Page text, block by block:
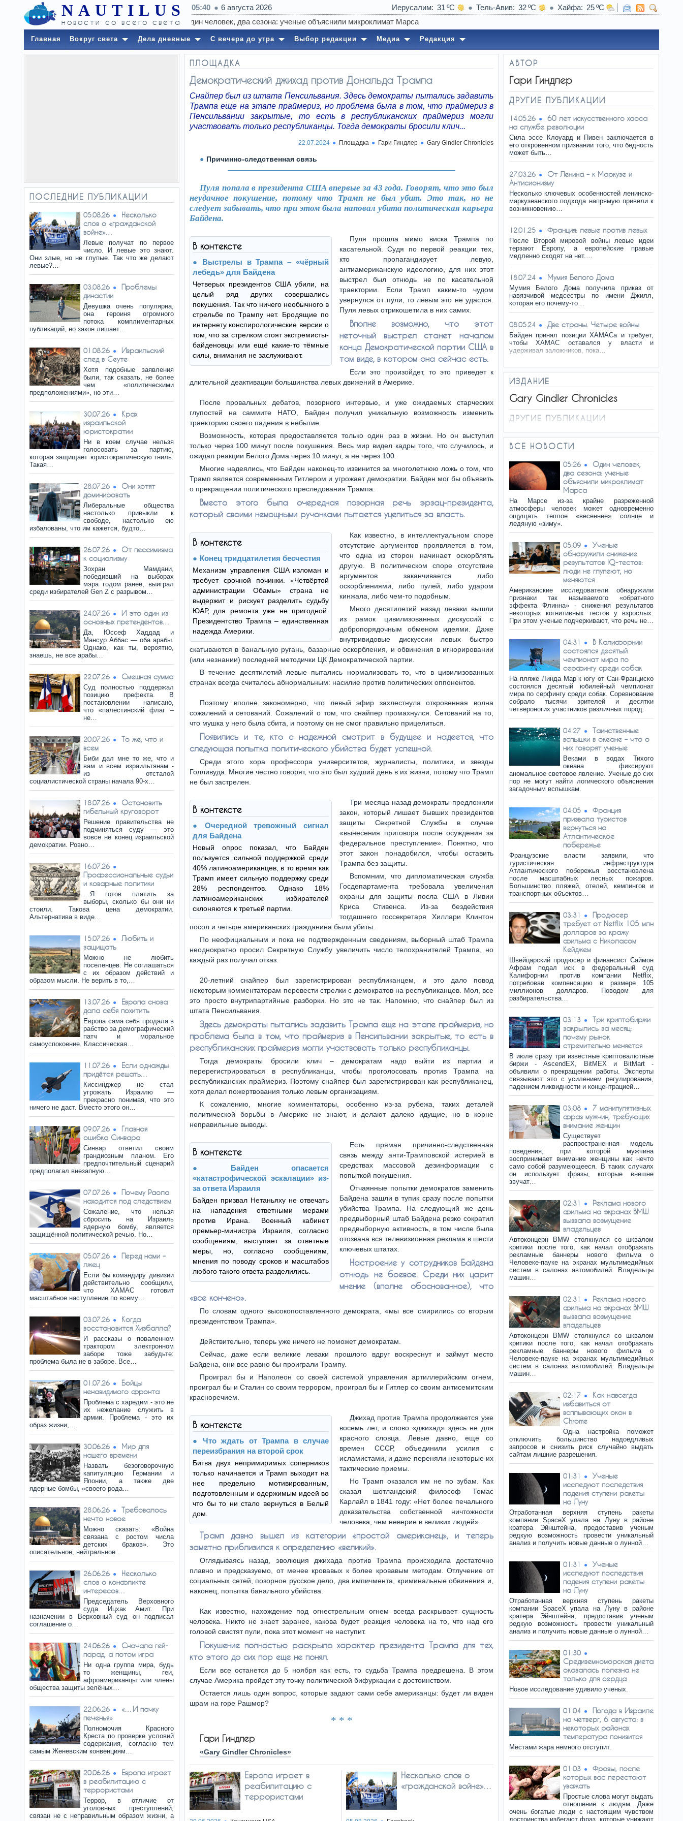
NAUTILUS
новости со всего света
05:40 6 августа 2026 Иерусалим 31 Тель-Авив 32 Хайфа
25
Главная Вокруг света Дела дневные С вечера до утра Выбор редакции Медиа Редакция
ПОСЛЕДНИЕ ПУБЛИКАЦИИ
05.08.26
Несколько
слов о «гражданской
войне»…
Левые получат по первое
число. И левые это знают.
Они злые, но не глупые. Так что же делают
левые?…
03.08.26
Проблемы
династии
Девушка очень популярна,
она героиня огромного
потока комплиментарных
публикаций, но закон лишает…
01.08.26
Израильский
след в Сеуте
Хотя подобные заявления
были, так сказать, не более
чем «политическими
предположениями», но эти…
30.07.26
Крах
израильской
юристократии
Ни в коем случае нельзя
голосовать за партию,
которая защищает юристократическую гниль.
Такая…
28.07.26
Они хотят
доминировать
Либеральные общества
настолько привыкли к
свободе, настолько ею
избалованы, что им кажется, будто…
26.07.26
От пессимизма
к социализму
Зохран Мамдани,
победивший на выборах
мэра годом ранее, выиграл
среди избирателей Gen Z с разрывом…
24.07.26
И это один из
основных претендентов…
Да, Юссеф Хаддад и
Мансур Аббас — оба арабы.
Однако, как ты, вероятно,
знаешь, не все арабы…
22.07.26 Смешная сумма
Суд полностью поддержал
позицию префекта. В
постановлении написано,
что «палестинский флаг –
не…
20.07.26
То же, что и
всем
Биби дал мне то же, что и
вам и всем израильтянам -
из отсталой
социалистической страны начала 90-х…
18.07.26
Остановить
гибельный круговорот
Решение правительства не
подчиняться суду — это
вовсе не конец израильской
демократии. Ровно…
16.07.26
Профессиональные судьи
и коварные политики
…Я готов платить за
выборы, сколько бы они ни
стоили. Такова цена демократии.
Альтернатива в виде…
15.07.26
Любить и
защищать
Можно не любить
поселенцев. Не соглашаться
с их образом действий и
образом мысли. Не верить в то,…
13.07.26
Европа снова
дала себя похитить
Европа сама себя продала в
рабство за демографический
патч и моральное
самоуспокоение. Классическая…
11.07.26
Если однажды
придётся решать…
Киссинджер не стал
угрожать Израилю —
прекрасно понимая, что это
ничего не даст. Вместо этого он…
09.07.26
Главная
ошибка Синвара
Синвар ответил своим
грандиозным планом. Его
предпочтительный сценарий
предполагал внезапную…
07.07.26
Почему Раола
находится под следствием
Сожаление, что нельзя
сбросить на Израиль
ядерную бомбу, является
защищённой политической речью. Но…
05.07.26
Перед нами –
лжец
Если бы командиру дивизии
действительно сообщили,
что ХАМАС готовит
масштабное наступление по всему…
03.07.26
Когда
восстановится Хизбалла?
И рассказы о поваленном
трактором электронном
заборе тоже забудьте:
проблема была не в заборе. Все…
01.07.26
Бойцы
ненавидимого фронта
Проблема с харедим - это не
их нежелание служить в
армии. Проблема - это их
образ жизни,…
30.06.26
Мир для
нашего времени
Назвать безоговорочную
капитуляцию Германии и
Японии, а также две
ядерные бомбы, «своего рода…
28.06.26
Требовалось
нечто новое
Можно сказать: «Война
связана с ростом числа
детских браков». Это
описательное, нейтральное…
26.06.26
Несколько
слов о конфликте
интересов…
Председатель Верховного
суда Ицхак Амит. При
назначении в Верховный суд он подписал
соглашение о…
24.06.26
Сначала гей-
парад, а потом игра
Ни одна группа мира, будь
то женщины, геи,
афроамериканцы или члены
общества защиты зелёных…
22.06.26
«…И пачку
печенья»
Полномочия Красного
Креста по проверке условий
содержания, согласно тем
самым Женевским конвенциям…
20.06.26
Европа играет
в реабилитацию с
террористами
Террор, в отличие от
уголовных преступлений,
связан не с неправильным образом жизни, а
ПЛОЩАДКА
Демократический джихад против Дональда Трампа
Снайпер был из штата Пенсильвания. Здесь демократы пытались задавить
Трампа еще на этапе праймериз, но проблема была в том, что праймериз в
Пенсильвании закрытые, то есть в республиканских праймериз могли
участвовать только республиканцы. Тогда демократы бросили клич...
22.07.2024 Площадка Гари Гиндлер Gary Gindler Chronicles
Причинно-следственная связь
Пуля попала в президента США впервые за 43 года. Говорят, что это был
неудачное покушение, потому что Трамп не был убит. Это так, но не
следует забывать, что при этом была наповал убита политическая карьера
Байдена.
В контексте
Выстрелы в Трампа – «чёрный
лебедь» для Байдена
Четверых президентов США убили, на
целый ряд других совершались
покушения. Так что ничего необычного в
стрельбе по Трампу нет. Бродящие по
интернету конспирологические версии о
том, что за стрелком стоят экстремисты-
байденовцы или ещё какие-то тёмные
силы, внимания не заслуживают.
Пуля прошла мимо виска Трампа по
касательной. Судя по первой реакции тех,
кто пропагандирует левую,
антиамериканскую идеологию, для них этот
выстрел был отнюдь не по касательной
траектории. Если Трамп каким-то чудом
увернулся от пули, то левым это не удастся.
Пуля левых отрикошетила в них самих.
Вполне возможно, что этот
неточный выстрел станет началом
конца Демократической партии США в
том виде, в котором она сейчас есть.
Если это произойдет, то это приведет к
длительной деактивации большинства левых движений в Америке.
После провальных дебатов, позорного интервью, и уже ожидаемых старческих
глупостей на саммите НАТО, Байден получил уникальную возможность изменить
траекторию своего падения в небытие.
Возможность, которая предоставляется только один раз в жизни. Но он выступил
только через 100 минут после покушения. Весь мир видел кадры того, что случилось, и
ожидал реакции Белого Дома через 10 минут, а не через 100.
Многие надеялись, что Байден наконец-то извинится за многолетнюю ложь о том, что
Трамп является современным Гитлером и угрожает демократии. Байден мог бы объявить
о прекращении политического преследования Трампа.
Вместо этого была очередная позорная речь эрзац-президента,
который своими немощными ручонками пытается уцепиться за власть.
В контексте
Конец тридцатилетия бесчестия
Механизм управления США изломан и
требует срочной починки. «Четвёртой
администрации Обамы» страна не
выдержит и рискует разделить судьбу
ЮАР, для ремонта уже не пригодной.
Президентство Трампа – единственная
надежда Америки.
Как известно, в интеллектуальном споре
отсутствие аргументов проявляется в том,
что одна из сторон начинает оскорблять
другую. В политическом споре отсутствие
аргументов заканчивается либо
оскорблениями, либо пулей, либо ударом
кинжала, либо чем-то подобным.
Много десятилетий назад леваки вышли
из рамок цивилизованных дискуссий с
добропорядочным обменом идеями. Даже
внутривидовые дискуссии левых быстро
скатываются в банальную ругань, базарные оскорбления, и обвинения в игнорировании
(или незнании) последней методички ЦК Демократической партии.
В течение десятилетий левые пытались нормализовать то, что в цивилизованных
странах всегда считалось абнормальным: насилие против политических оппонентов.
Поэтому вполне закономерно, что левый эфир захлестнула откровенная волна
сожалений и сетований. Сожалений о том, что снайпер промахнулся. Сетований на то,
что мушка у него была сбита, и поэтому он не смог правильно прицелиться.
Появились и те, кто с надежной смотрит в будущее и надеется, что
следующая попытка политического убийства будет успешной.
Среди этого хора профессора университетов, журналисты, политики, и звезды
Голливуда. Многие честно говорят, что это был худший день в их жизни, потому что Трамп
не был застрелен.
В контексте
Очередной тревожный сигнал
для Байдена
Новый опрос показал, что Байден
пользуется сильной поддержкой среди
40% латиноамериканцев, в то время как
Трамп имеет сильную поддержку среди
28% респондентов. Однако 18%
латиноамериканских избирателей
склоняются к третьей партии.
Три месяца назад демократы предложили
закон, который лишает бывших президентов
защиты Секретной Службы в случае
«вынесения приговора после осуждения за
федеральное преступление». Понятно, что
этот закон понадобился, чтобы оставить
Трампа без защиты.
Вспомним, что дипломатическая служба
Госдепартамента требовала увеличения
охраны для защиты посла США в Ливии
Криса Стивенса. Из-за бездействия
тогдашнего госсекретаря Хиллари Клинтон
посол и четыре американских гражданина были убиты.
По неофициальным и пока не подтвержденным сведениям, выборный штаб Трампа
неоднократно просил Секретную Службу увеличить число телохранителей Трампа, но
каждый раз получал отказ.
20-летний снайпер был зарегистрирован республиканцем, и это дало повод
некоторым комментаторам перевести стрелки с демократов на республиканцев. Мол, все
это просто внутрипартийные разборки. Но это не так. Напомню, что снайпер был из
штата Пенсильвания.
Здесь демократы пытались задавить Трампа еще на этапе праймериз, но
проблема была в том, что праймериз в Пенсильвании закрытые, то есть в
республиканских праймериз могли участвовать только республиканцы.
Тогда демократы бросили клич – демократам надо выйти из партии и
перерегистрироваться в республиканцы, чтобы проголосовать против Трампа на
республиканских праймериз. Поэтому снайпер был зарегистрирован как республиканец,
хотя делал пожертвования только левым организациям.
К сожалению, многие комментаторы, особенно из-за рубежа, таких деталей
политической борьбы в Америке не знают, и делают далеко идущие, но в корне
неправильные выводы.
В контексте
Байден опасается
«катастрофической эскалации» из-
за ответа Израиля
Байден призвал Нетаньяху не отвечать
на нападения ответными мерами
против Ирана. Военный кабинет
премьер-министра Израиля, согласно
сообщениям, выступает за ответные
меры, но, согласно сообщениям,
мнения по поводу сроков и масштабов
любого такого ответа разделились.
Есть прямая причинно-следственная
связь между анти-Трамповской истерией в
средствах массовой дезинформации с
попыткой покушения.
Отчаянные попытки демократов заменить
Байдена зашли в тупик сразу после попытки
убийства Трампа. На следующий же день
предвыборный штаб Байдена резко сократил
предвыборную активность, в том числе была
отозвана вся телевизионная реклама в шести
ключевых штатах.
Настроение у сотрудников Байдена
отнюдь не боевое. Среди них царит
мнение (вполне обоснованное), что
«все кончено».
По словам одного высокопоставленного демократа, «мы все смирились со вторым
президентством Трампа».
Действительно, теперь уже ничего не поможет демократам.
Сейчас, даже если великие леваки прошлого вдруг воскреснут и займут место
Байдена, они все равно бы проиграли Трампу.
Проиграл бы и Наполеон со своей системой управления артиллерийским огнем,
проиграл бы и Сталин со своим террором, проиграл бы и Гитлер со своим антисемитским
красноречием.
В контексте
Что ждать от Трампа в случае
переизбрания на второй срок
Битва двух непримиримых соперников
только начинается и Трамп выходит на
нее предельно мотивированным,
подготовленным и одержимым идеей во
что бы то ни стало вернуться в Белый
дом.
Джихад против Трампа продолжается уже
восемь лет, и слово «джихад» здесь не для
красного словца. Левые давно, еще со
времен СССР, объединили усилия с
исламистами, и даже переняли некоторые их
тактические приемы.
Но Трамп оказался им не по зубам. Как
сказал шотландский философ Томас
Карлайл в 1841 году: «Нет более печального
доказательства собственной ничтожности
человека, чем неверие в великих людей».
Трамп давно вышел из категории «простой американец», и теперь
заметно приблизился к определению «великий».
Оглядываясь назад, эволюция джихада против Трампа происходила достаточно
плавно и предсказуемо, от менее кровавых к более кровавым методам. Отлучение от
социальных сетей, позорное русское дело, два импичмента, криминальные обвинения и,
наконец, попытка банального убийства.
Как известно, нахождение под огнестрельным огнем всегда раскрывает сущность
человека. Никто не знает заранее, какова будет реакция человека на то, что над его
головой свистят пули, пока этот момент не наступит.
Покушение полностью раскрыло характер президента Трампа для тех,
кто этого до сих пор еще не понял.
Если все останется до 5 ноября как есть, то судьба Трампа предрешена. В этом
случае Америка пройдет эту точку политической бифуркации с достоинством.
Остается лишь один вопрос, которые задают сами себе американцы: будет ли виден
шрам на горе Рашмор?
* * *
Гари Гиндлер
«Gary Gindler Chronicles»
Европа играет в
реабилитацию с
террористами
Несколько слов о
«гражданской войне»…
АВТОР
Гари Гиндлер
ДРУГИЕ ПУБЛИКАЦИИ
14.05.26
60 лет искусственного хаоса
на службе революции
Сила эссе Клоуард и Пивен заключается в
его откровенном признании того, что бедность
может быть…
27.03.26
От Ленина – к Маркузе и
Антисионизму
Несколько ключевых особенностей ленинско-
маркузеанского подхода напрямую привели к
возникновению…
12.01.25 Франция: левые против левых
После Второй мировой войны левые идеи
терзают Европу, а европейские правые
медленно сходят на нет.…
18.07.24 Мумия Белого Дома
Мумия Белого Дома получила приказ от
навязчивой медсестры по имени Джилл,
которая его почему-то…
08.05.24 Две страны. Четыре войны
Байден принял позиции ХАМАСа и требует,
чтобы ХАМАС оставался у власти и
удерживал заложников, пока…
ИЗДАНИЕ
Gary Gindler Chronicles
ДРУГИЕ ПУБЛИКАЦИИ
ВСЕ НОВОСТИ
05:26
Один человек,
два сезона: ученые
объяснили микроклимат
Марса
На Марсе из-за крайне разреженной
атмосферы человек может одновременно
ощущать теплое «весеннее» солнце и
ледяную «зиму».
05:09
Ученые
обнаружили снижение
результатов IQ-тестов:
люди не глупеют, но
меняются
Американские исследователи обнаружили
признаки так называемого «обратного
эффекта Флинна» - снижения результатов
некоторых когнитивных тестов у взрослых.
При этом ученые подчеркивают, что речь не…
04:31
В Калифорнии
состоялся десятый
чемпионат мира по
серфингу среди собак
На пляже Линда Мар к югу от Сан-Франциско
состоялся десятый юбилейный чемпионат
мира по серфингу среди собак. Соревнование
собрало тысячи зрителей и десятки
четвероногих участников различных пород.
04:27
Таинственные
вспышки в океане – что о
них говорят ученые
Веками в водах Тихого
океана фиксируют
аномальное световое явление. Ученые до сих
пор не могут найти логического объяснения
загадочным вспышкам.
04:05
Франция
призвала туристов
вернуться на
Атлантическое
побережье
Французские власти заявили, что
туристическая инфраструктура
Атлантического побережья восстановлена
после масштабных лесных пожаров.
Большинство пляжей, отелей, кемпингов и
транспортных объектов…
03:31
Продюсер
требует от Netflix 105 млн
долларов за кражу
фильма с Николасом
Кейджем
Швейцарский продюсер и финансист Саймон
Афрам подал иск в федеральный суд
Калифорнии против компании Netflix,
потребовав компенсацию в размере 105
миллионов долларов. Поводом для
разбирательства…
03:13
Три криптобиржи
закрылись за месяц:
почему рынок
стремительно меняется
В июле сразу три известные криптовалютные
биржи - AscendEX, BitMEX и BitMart -
объявили о прекращении работы. Эксперты
связывают это с усилением регулирования,
падением ликвидности и концентрацией…
03:08
7 манипулятивных
фраз мужчин, требующих
внимание женщин
Существует
распространенная модель
поведения, при которой мужчина
воспринимает внимание женщины как нечто
само собой разумеющееся. В таких случаях
он использует фразы, которые внешне
звучат…
02:31
Реклама нового
фильма на экранах BMW
вызвала возмущение
владельцев
Автоконцерн BMW столкнулся со шквалом
критики после того, как начал отображать
рекламные баннеры нового фильма о
Человеке-пауке на экранах мультимедийных
систем в салонах автомобилей. Владельцы
машин…
02:31
Реклама нового
фильма на экранах BMW
вызвала возмущение
владельцев
Автоконцерн BMW столкнулся со шквалом
критики после того, как начал отображать
рекламные баннеры нового фильма о
Человеке-пауке на экранах мультимедийных
систем в салонах автомобилей. Владельцы
машин…
02:17
Как навсегда
избавиться от
всплывающих окон в
Chrome
Одна настройка поможет
отключить большинство надоедливых
запросов и снизить риск случайно выдать
сайтам лишние разрешения.
01:31
Ученые
исследуют последствия
падения ступени ракеты
на Луну
Отработанная верхняя ступень ракеты
компании SpaceX упала на Луну в районе
кратера Эйнштейна, предоставив ученым
редкую возможность провести уникальный
анализ и получить новые данные о лунной…
01:31
Ученые
исследуют последствия
падения ступени ракеты
на Луну
Отработанная верхняя ступень ракеты
компании SpaceX упала на Луну в районе
кратера Эйнштейна, предоставив ученым
редкую возможность провести уникальный
анализ и получить новые данные о лунной…
01:30
Средиземноморская диета
оказалась полезна не
только для сердца
Новое исследование удивило ученых.
01:04
Погода в Израиле
на четверг, 6 августа: в
некоторых районах
температура понизится
Местами жара немного отступит.
01:03
Фразы, после
которых вас перестают
уважать
Простые слова могут выдать
отношение к людям. Даже
очень богатые люди с настоящим чувством
достоинства избегают фраз, которые унижают